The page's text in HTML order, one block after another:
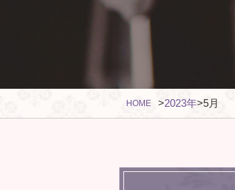
HOME >2023年>5月